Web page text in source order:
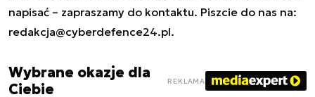
napisać – zapraszamy do kontaktu. Piszcie do nas na:
redakcja@cyberdefence24.pl.
Wybrane okazje dla
Ciebie
REKLAMA